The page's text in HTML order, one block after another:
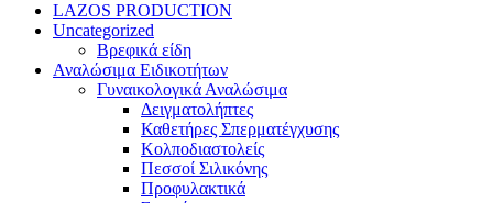
LAZOS PRODUCTION
Uncategorized
Βρεφικά είδη
Αναλώσιμα Ειδικοτήτων
Γυναικολογικά Αναλώσιμα
Δειγματολήπτες
Καθετήρες Σπερματέγχυσης
Κολποδιαστολείς
Πεσσοί Σιλικόνης
Προφυλακτικά